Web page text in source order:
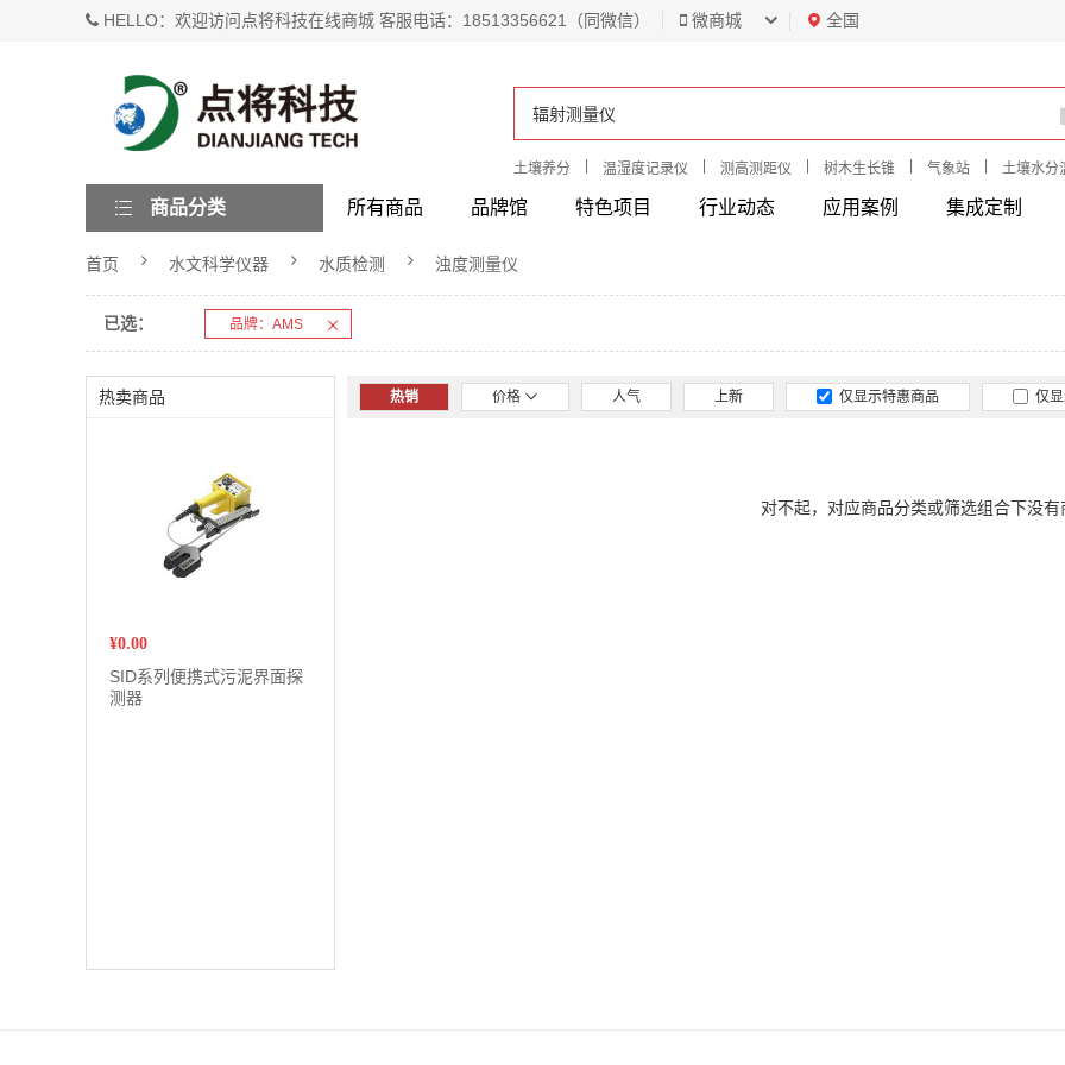
HELLO：欢迎访问点将科技在线商城 客服电话：18513356621（同微信） 微商城 全国
土壤养分 温湿度记录仪 测高测距仪 树木生长锥 气象站 土壤水分
所有商品 品牌馆 特色项目 行业动态 应用案例 集成定制
商品分类
首页 水文科学仪器 水质检测 浊度测量仪
已选： 品牌：AMS
热卖商品
¥0.00
SID系列便携式污泥界面探
测器
热销 价格 人气 上新 仅显示特惠商品 仅
对不起，对应商品分类或筛选组合下没有